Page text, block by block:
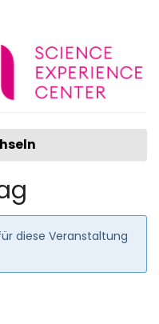
diese Veranstaltung